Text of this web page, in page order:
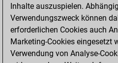
Inhalte auszuspielen.
Verwendungszweck können
erforderlichen Cookies auch
Marketing-Cookies eingesetzt
Verwendung von Analyse-